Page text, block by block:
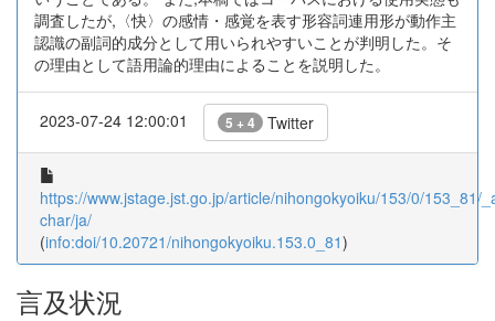
調査したが,〈快〉の感情・感覚を表す形容詞連用形が動作主
認識の副詞的成分として用いられやすいことが判明した。そ
の理由として語用論的理由によることを説明した。
2023-07-24 12:00:01 5 + 4 Twitter
https://www.jstage.jst.go.jp/article/nihongokyoiku/153/0/153_81/
char/ja/
(info:doi/10.20721/nihongokyoiku.153.0_81)
言及状況